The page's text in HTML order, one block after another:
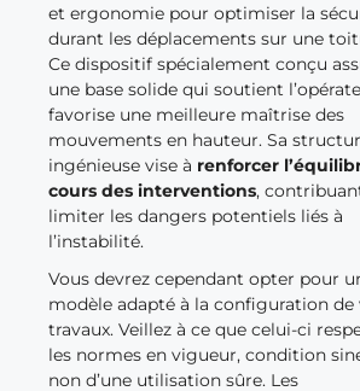
et ergonomie pour optimiser la
durant les déplacements sur une
Ce dispositif spécialement conçu
une base solide qui soutient
favorise une meilleure maîtrise des
mouvements en hauteur. Sa
ingénieuse vise à renforcer
cours des interventions,
limiter les dangers potentiels liés à
l’instabilité.
Vous devrez cependant opter pour
modèle adapté à la configuration de
travaux. Veillez à ce que celui-ci
les normes en vigueur, condition
non d’une utilisation sûre. Les